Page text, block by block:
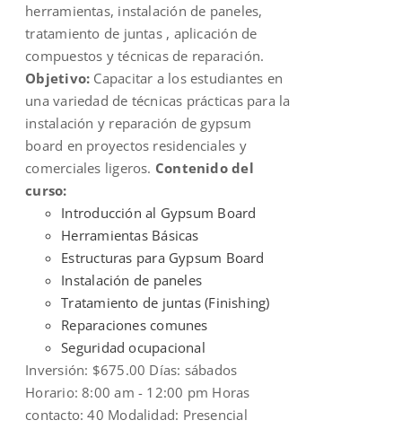
herramientas, instalación de paneles,
tratamiento de juntas , aplicación de
compuestos y técnicas de reparación.
Objetivo: Capacitar a los estudiantes en
una variedad de técnicas prácticas para la
instalación y reparación de gypsum
board en proyectos residenciales y
comerciales ligeros. Contenido del
curso:
Introducción al Gypsum Board
Herramientas Básicas
Estructuras para Gypsum Board
Instalación de paneles
Tratamiento de juntas (Finishing)
Reparaciones comunes
Seguridad ocupacional
Inversión: $675.00 Días: sábados
Horario: 8:00 am - 12:00 pm Horas
contacto: 40 Modalidad: Presencial